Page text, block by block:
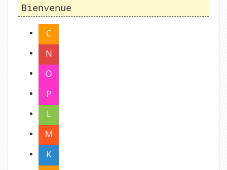
Bienvenue